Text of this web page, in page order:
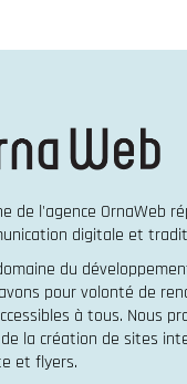
de l'agence OrnaWeb
digitale et
du
pour volonté de
à tous. Nous
la création de sites
et flyers.